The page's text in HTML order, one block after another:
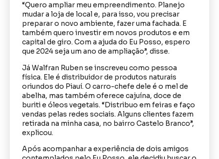
“Quero ampliar meu empreendimento. Planejo
mudar a loja de local e, para isso, vou precisar
preparar o novo ambiente, fazer uma fachada. E
também quero investir em novos produtos e em
capital de giro. Com a ajuda do Eu Posso, espero
que 2024 seja um ano de ampliação”, disse.
Já Walfran Ruben se inscreveu como pessoa
física. Ele é distribuidor de produtos naturais
oriundos do Piauí. O carro-chefe dele é o mel de
abelha, mas também oferece cajuína, doce de
buriti e óleos vegetais. “Distribuo em feiras e faço
vendas pelas redes sociais. Alguns clientes fazem
retirada na minha casa, no bairro Castelo Branco”,
explicou.
Após acompanhar a experiência de dois amigos